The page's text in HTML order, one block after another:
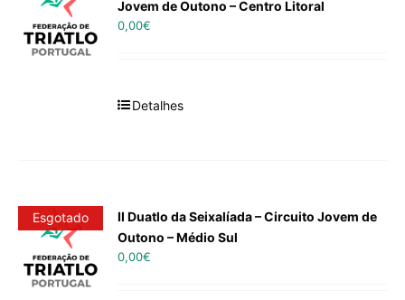
Jovem de Outono – Centro Litoral
0,00€
Detalhes
Esgotado
II Duatlo da Seixalíada – Circuito Jovem de
Outono – Médio Sul
0,00€